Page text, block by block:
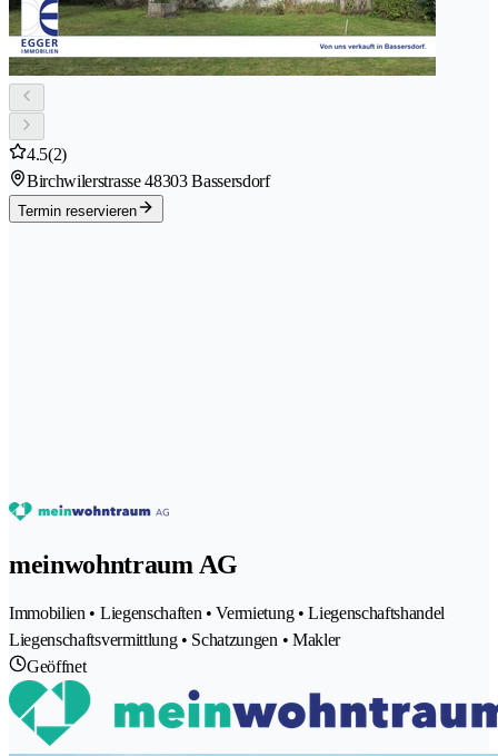
4.5(2)
Birchwilerstrasse 48303 Bassersdorf
Termin reservieren
meinwohntraum AG
Immobilien • Liegenschaften • Vermietung • Liegenschaftshandel
Liegenschaftsvermittlung • Schatzungen • Makler
Geöffnet